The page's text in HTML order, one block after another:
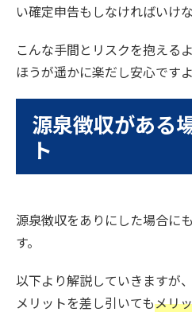
い確定申告もしなければいけな
こんな手間とリスクを抱える
ほうが遥かに楽だし安心ですよ
源泉徴収がある
ト
源泉徴収をありにした場合に
す。
以下より解説していきますが
メリットを差し引いてもメリ